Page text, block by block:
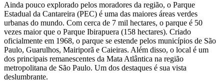
Ainda pouco explorado pelos moradores da região, o Parque
Estadual da Cantareira (PEC) é uma das maiores áreas verdes
urbanas do mundo. Com cerca de 7 mil hectares, o parque é 50
vezes maior que o Parque Ibirapuera (158 hectares). Criado
oficialmente em 1968, o parque se estende pelos municípios de São
Paulo, Guarulhos, Mairiporã e Caieiras. Além disso, o local é um
dos principais remanescentes da Mata Atlântica na região
metropolitana de São Paulo. Um dos destaques é sua vista
deslumbrante.